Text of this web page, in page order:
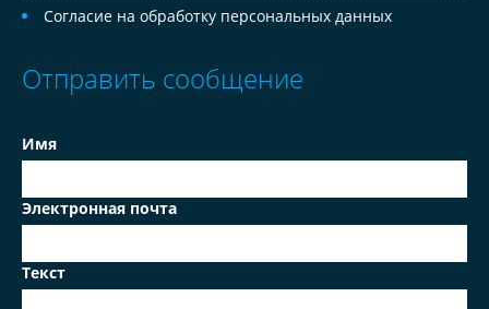
Согласие на обработку персональных данных
Отправить сообщение
Имя
Электронная почта
Текст